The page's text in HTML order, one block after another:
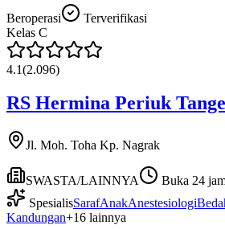
Beroperasi
Terverifikasi
Kelas C
4.1(2.096)
RS Hermina Periuk
Jl. Moh. Toha Kp. Nagrak
SWASTA/LAINNYA
Buka 24
SpesialisSarafAnakAnestesiologi
Kandungan+16 lainnya